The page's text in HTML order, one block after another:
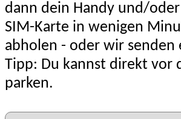
dann dein Handy und/
SIM-Karte in wenigen
abholen - oder wir senden
Tipp: Du kannst direkt vor
parken.